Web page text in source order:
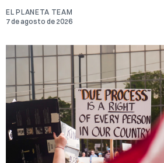
EL PLANETA TEAM
7 de agosto de 2026